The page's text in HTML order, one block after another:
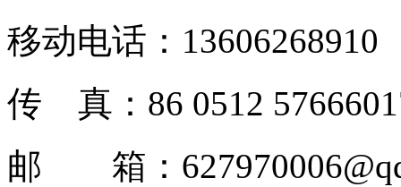
移动电话：13606268910
传 真：86 0512
邮 箱：